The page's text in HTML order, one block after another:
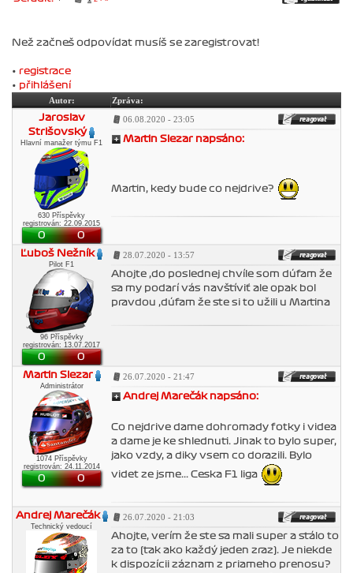
Než začneš odpovídat musíš se zaregistrovat!
• registrace
• přihlášení
Autor:
Zpráva:
Jaroslav
Strišovský
Hlavní manažer týmu F1
630 Příspěvky
registrován: 22.09.2015
0 0
06.08.2020 - 23:05
Martin Slezar napsáno:
Martin, kedy bude co nejdrive?
Ľuboš Nežník
Pilot F1
96 Příspěvky
registrován: 13.07.2017
0 0
28.07.2020 - 13:57
Ahojte ,do poslednej chvíle som dúfam že
sa my podarí vás navštíviť ale opak bol
pravdou ,dúfam že ste si to užili u Martina
Martin Slezar
Administrátor
1074 Příspěvky
registrován: 24.11.2014
0 0
26.07.2020 - 21:47
Andrej Marečák napsáno:
Co nejdrive dame dohromady fotky i videa
a dame je ke shlednuti. Jinak to bylo super,
jako vzdy, a diky vsem co dorazili. Bylo
videt ze jsme... Ceska F1 liga
Andrej Marečák
Technický vedoucí
26.07.2020 - 21:03
Ahojte, verím že ste sa mali super a stálo to
za to (tak ako každý jeden zraz). Je niekde
k dispozícii záznam z priameho prenosu?